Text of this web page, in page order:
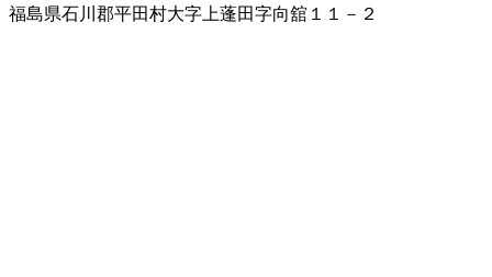
福島県石川郡平田村大字上蓬田字向舘１１－２